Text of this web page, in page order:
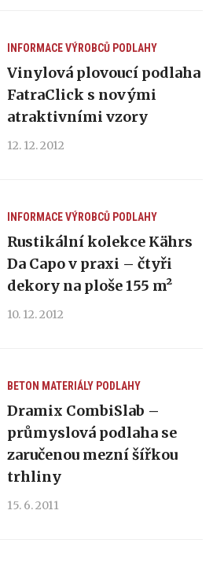
INFORMACE VÝROBCŮ PODLAHY
Vinylová plovoucí podlaha
FatraClick s novými
atraktivními vzory
12. 12. 2012
INFORMACE VÝROBCŮ PODLAHY
Rustikální kolekce Kährs
Da Capo v praxi – čtyři
dekory na ploše 155 m²
10. 12. 2012
BETON MATERIÁLY PODLAHY
Dramix CombiSlab –
průmyslová podlaha se
zaručenou mezní šířkou
trhliny
15. 6. 2011